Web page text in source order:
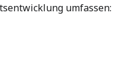
umfassen: